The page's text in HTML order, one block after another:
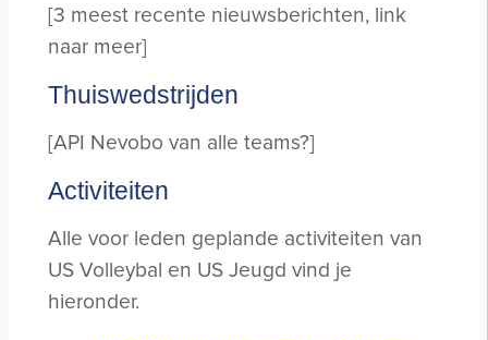
[3 meest recente nieuwsberichten, link
naar meer]
Thuiswedstrijden
[API Nevobo van alle teams?]
Activiteiten
Alle voor leden geplande activiteiten van
US Volleybal en US Jeugd vind je
hieronder.